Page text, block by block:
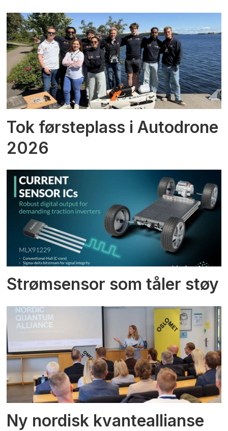
Tok førsteplass i Autodrone
2026
Strømsensor som tåler støy
Ny nordisk kvanteallianse